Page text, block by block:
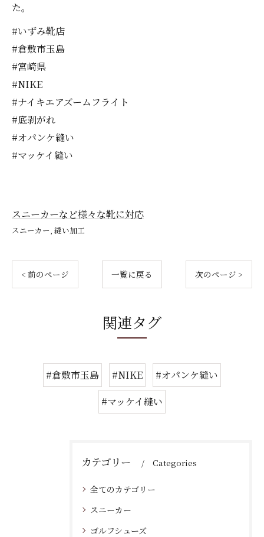
た。
#いずみ靴店
#倉敷市玉島
#宮崎県
#NIKE
#ナイキエアズームフライト
#底剥がれ
#オパンケ縫い
#マッケイ縫い
スニーカーなど様々な靴に対応
スニーカー 縫い加工
< 前のページ 一覧に戻る 次のページ >
関連タグ
#倉敷市玉島 #NIKE
#オパンケ縫い
#マッケイ縫い
カテゴリー Categories
全てのカテゴリー
スニーカー
ゴルフシューズ